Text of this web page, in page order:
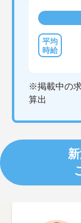
※掲載中の
算出